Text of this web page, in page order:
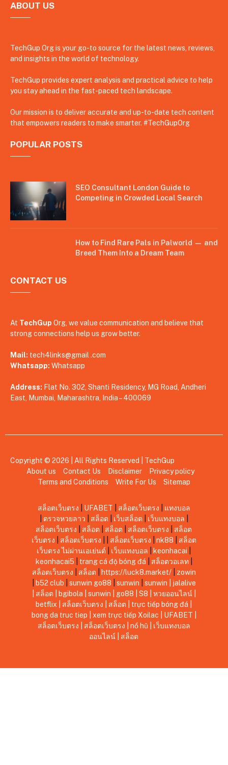
ABOUT US
TechGup Org is your go-to source for the latest news, reviews,
and insights in the world of technology.
TechGup provides expert analysis and practical advice to help
you stay ahead in the fast-paced tech landscape.
Our mission is to deliver accurate and up-to-date tech content
that empowers readers to make smarter. #TechGupOrg
POPULAR POSTS
SEO Consultant London Guide to
Competing in Crowded Local Search
How to Find Rare Pals in Palworld — and
Breed Them Into a Dream Team
CONTACT US
At TechGup Org, we value communication and believe that
strong connections help us grow better.
Mail: tech4links@gmail .com
Whatsapp: Whatsapp
Address: Flat No. 302, Shanti Residency, MG Road, Andheri
East, Mumbai, Maharashtra, India – 400069
Copyright © 2026 | All Rights Reserved | TechGup
About us
Contact Us Disclaimer
Privacy policy
Terms and Conditions
Write For Us Sitemap
สล็อตเว็บตรง UFABET สล็อตเว็บตรง
แทงบอล
ตรวจหวยลาว สล็อต เว็บสล็อต เว็บแทงบอล
สล็อตเว็บตรง
สล็อต สล็อต สล็อตเว็บตรง
สล็อต
เว็บตรง
สล็อตเว็บตรง สล็อตเว็บตรง nk88
สล็อต
เว็บตรง ไม่ผ่านเอเย่นต์
เว็บแทงบอล keonhacai
keonhacai5
trang cá độ bóng đá สล็อตวอเลท|
สล็อตเว็บตรง
สล็อต https://luck8.market/| zowin
b52 club sunwin go88 sunwin sunwin
jalalive
สล็อต bgibola sunwin go88 S8 หวยออนไลน์|
betflix
สล็อตเว็บตรง สล็อต trực tiếp bóng đá
bong da truc tiep
xem trực tiếp Xoilac UFABET
สล็อตเว็บตรง
สล็อตเว็บตรง nổ hũ
เว็บแทงบอล
ออนไลน์
สล็อต